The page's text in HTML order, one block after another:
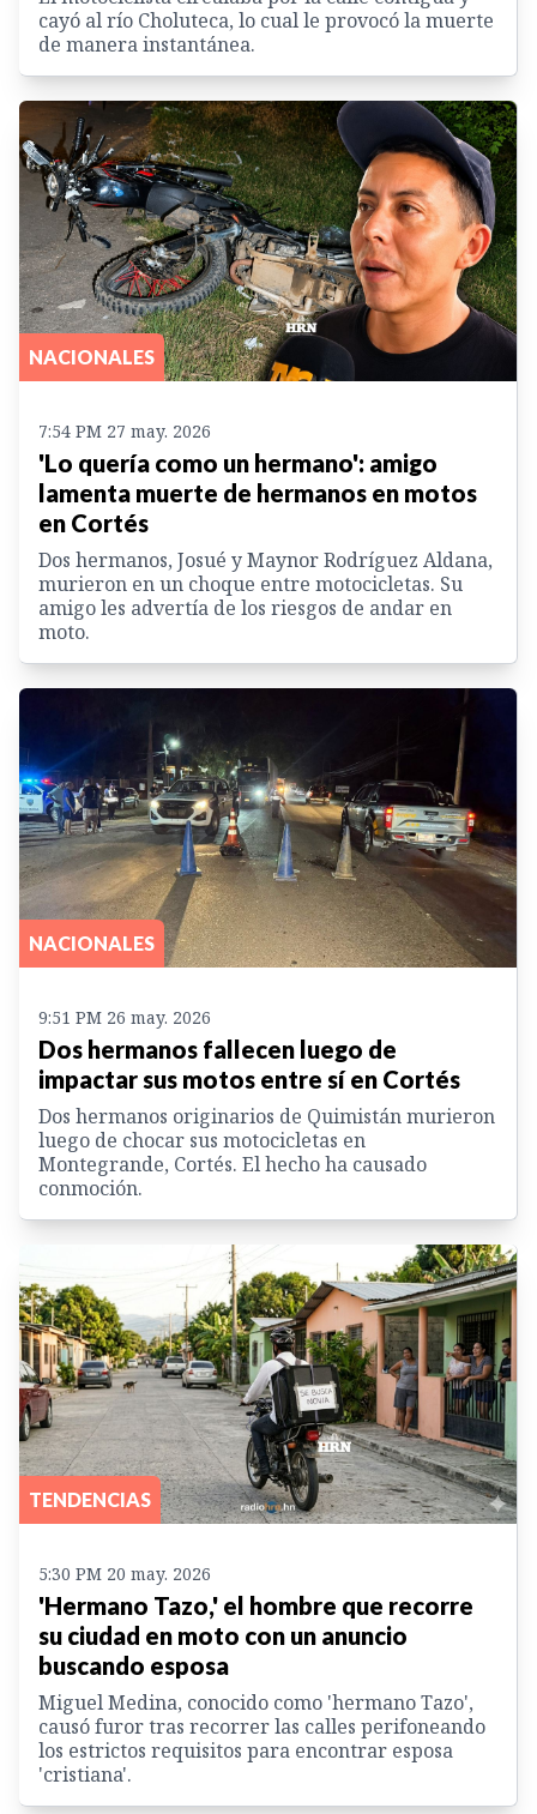
cayó al río Choluteca, lo cual le provocó la muerte
de manera instantánea.
NACIONALES
7:54 PM 27 may. 2026
'Lo quería como un hermano': amigo
lamenta muerte de hermanos en motos
en Cortés
Dos hermanos, Josué y Maynor Rodríguez Aldana,
murieron en un choque entre motocicletas. Su
amigo les advertía de los riesgos de andar en
moto.
NACIONALES
9:51 PM 26 may. 2026
Dos hermanos fallecen luego de
impactar sus motos entre sí en Cortés
Dos hermanos originarios de Quimistán murieron
luego de chocar sus motocicletas en
Montegrande, Cortés. El hecho ha causado
conmoción.
TENDENCIAS
5:30 PM 20 may. 2026
'Hermano Tazo,' el hombre que recorre
su ciudad en moto con un anuncio
buscando esposa
Miguel Medina, conocido como 'hermano Tazo',
causó furor tras recorrer las calles perifoneando
los estrictos requisitos para encontrar esposa
'cristiana'.